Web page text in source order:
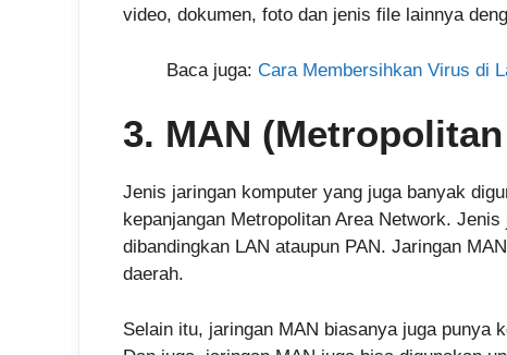
video, dokumen, foto dan jenis file lainnya
Baca juga: Cara Membersihkan Virus di
3. MAN
Jenis jaringan komputer yang juga banyak
kepanjangan Metropolitan Area Network.
dibandingkan LAN ataupun PAN. Jaringan
daerah.
Selain itu, jaringan MAN biasanya juga punya